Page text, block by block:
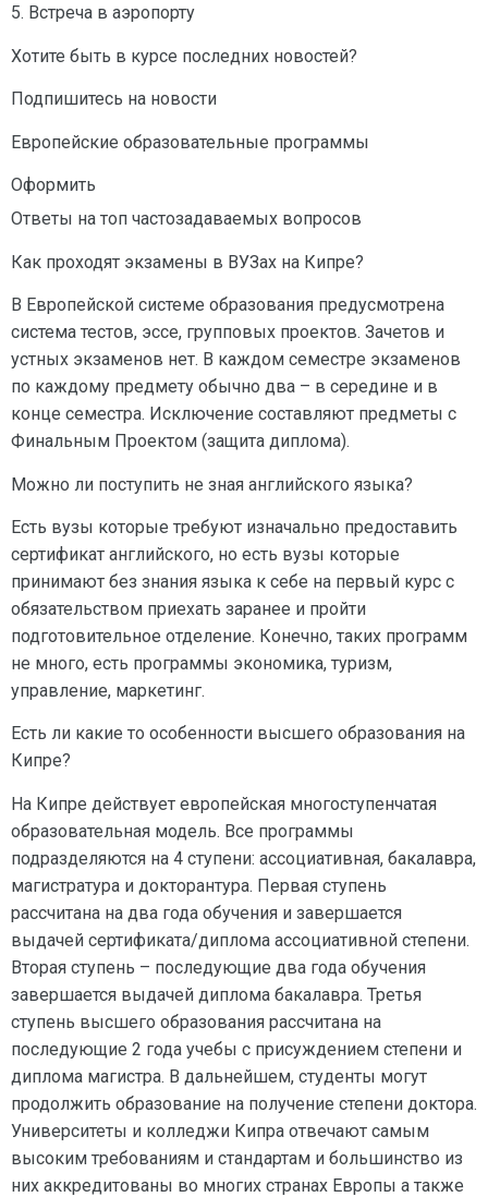
5. Встреча в аэропорту
Хотите быть в курсе последних новостей?
Подпишитесь на новости
Европейские образовательные программы
Оформить
Ответы на топ частозадаваемых вопросов
Как проходят экзамены в ВУЗах на Кипре?
В Европейской системе образования предусмотрена
система тестов, эссе, групповых проектов. Зачетов и
устных экзаменов нет. В каждом семестре экзаменов
по каждому предмету обычно два – в середине и в
конце семестра. Исключение составляют предметы с
Финальным Проектом (защита диплома).
Можно ли поступить не зная английского языка?
Есть вузы которые требуют изначально предоставить
сертификат английского, но есть вузы которые
принимают без знания языка к себе на первый курс с
обязательством приехать заранее и пройти
подготовительное отделение. Конечно, таких программ
не много, есть программы экономика, туризм,
управление, маркетинг.
Есть ли какие то особенности высшего образования на
Кипре?
На Кипре действует европейская многоступенчатая
образовательная модель. Все программы
подразделяются на 4 ступени: ассоциативная, бакалавра,
магистратура и докторантура. Первая ступень
рассчитана на два года обучения и завершается
выдачей сертификата/диплома ассоциативной степени.
Вторая ступень – последующие два года обучения
завершается выдачей диплома бакалавра. Третья
ступень высшего образования рассчитана на
последующие 2 года учебы с присуждением степени и
диплома магистра. В дальнейшем, студенты могут
продолжить образование на получение степени доктора.
Университеты и колледжи Кипра отвечают самым
высоким требованиям и стандартам и большинство из
них аккредитованы во многих странах Европы а также